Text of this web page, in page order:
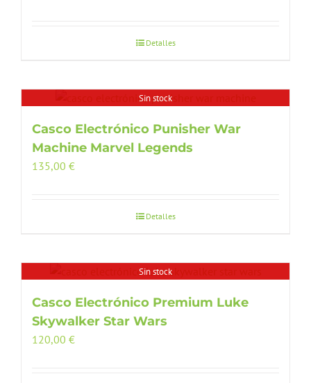
Detalles
Sin stock
Casco Electrónico Punisher War
Machine Marvel Legends
135,00 €
Detalles
Sin stock
Casco Electrónico Premium Luke
Skywalker Star Wars
120,00 €